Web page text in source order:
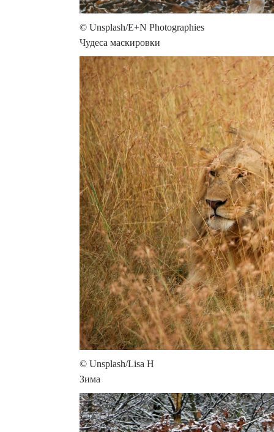
© Unsplash/E+N Photographies
Чудеса маскировки
© Unsplash/Lisa H
Зима